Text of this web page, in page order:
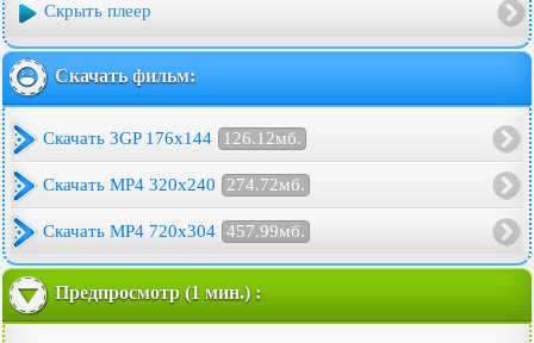
Скрыть плеер
Скачать фильм:
Скачать 3GP 176x144 126.12мб.
Скачать MP4 320x240 274.72мб.
Скачать MP4 720x304 457.99мб.
Предпросмотр (1 мин.) :